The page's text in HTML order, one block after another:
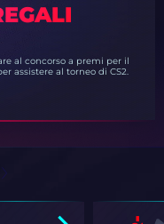
al concorso a premi per il
assistere al torneo di CS2.